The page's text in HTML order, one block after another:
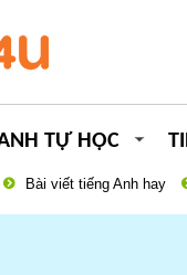
TỰ HỌC
Bài viết tiếng Anh hay